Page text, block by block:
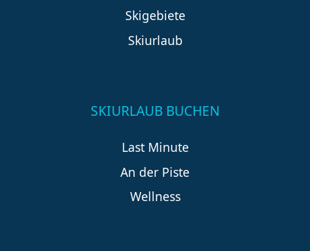
Skigebiete
Skiurlaub
SKIURLAUB BUCHEN
Last Minute
An der Piste
Wellness